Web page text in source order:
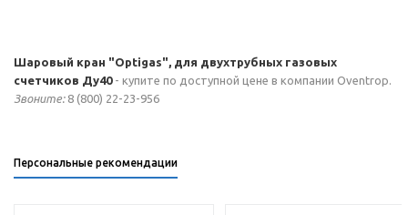
Шаровый кран "Optigas", для двухтрубных газовых
счетчиков Ду40- купите по доступной цене в компании Oventrop.
Звоните:8 (800) 22-23-956
Персональные рекомендации